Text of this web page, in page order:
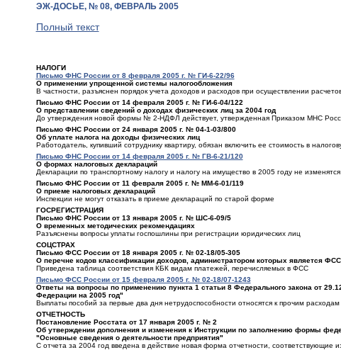
ЭЖ-ДОСЬЕ, № 08, ФЕВРАЛЬ 2005
Полный текст
НАЛОГИ
Письмо ФНС России от 8 февраля 2005 г. № ГИ-6-22/96
О применении упрощенной системы налогообложения
В частности, разъяснен порядок учета доходов и расходов при осуществлении
Письмо ФНС России от 14 февраля 2005 г. № ГИ-6-04/122
О представлении сведений о доходах физических лиц за 2004 год
До утверждения новой формы № 2-НДФЛ действует, утвержденная Приказом МНС
Письмо ФНС России от 24 января 2005 г. № 04-1-03/800
Об уплате налога на доходы физических лиц
Работодатель, купивший сотруднику квартиру, обязан включить ее стоимость в
Письмо ФНС России от 14 февраля 2005 г. № ГВ-6-21/120
О формах налоговых деклараций
Декларации по транспортному налогу и налогу на имущество в 2005 году не изменятся
Письмо ФНС России от 11 февраля 2005 г. № ММ-6-01/119
О приеме налоговых деклараций
Инспекции не могут отказать в приеме деклараций по старой форме
ГОСРЕГИСТРАЦИЯ
Письмо ФНС России от 13 января 2005 г. № ШС-6-09/5
О временных методических рекомендациях
Разъяснены вопросы уплаты госпошлины при регистрации юридических лиц
СОЦСТРАХ
Письмо ФСС России от 18 января 2005 г. № 02-18/05-305
О перечне кодов классификации доходов, администратором которых является
Приведена таблица соответствия КБК видам платежей, перечисляемых в ФСС
Письмо ФСС России от 15 февраля 2005 г. № 02-18/07-1243
Ответы на вопросы по применению пункта 1 статьи 8 Федерального закона от
Федерации на 2005 год"
Выплаты пособий за первые два дня нетрудоспособности относятся к прочим
ОТЧЕТНОСТЬ
Постановление Росстата от 17 января 2005 г. № 2
Об утверждении дополнения и изменения к Инструкции по заполнению формы
"Основные сведения о деятельности предприятия"
С отчета за 2004 год введена в действие новая форма отчетности, соответствующие